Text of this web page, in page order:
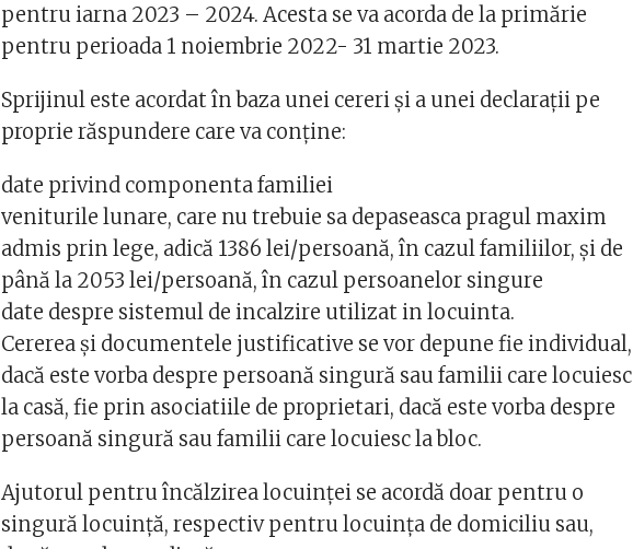
pentru iarna 2023 – 2024. Acesta se va acorda de la primărie
pentru perioada 1 noiembrie 2022- 31 martie 2023.
Sprijinul este acordat în baza unei cereri și a unei declarații pe
proprie răspundere care va conține:
date privind componenta familiei
veniturile lunare, care nu trebuie sa depaseasca pragul maxim
admis prin lege, adică 1386 lei/persoană, în cazul familiilor, și de
până la 2053 lei/persoană, în cazul persoanelor singure
date despre sistemul de incalzire utilizat in locuinta.
Cererea și documentele justificative se vor depune fie individual,
dacă este vorba despre persoană singură sau familii care locuiesc
la casă, fie prin asociatiile de proprietari, dacă este vorba despre
persoană singură sau familii care locuiesc la bloc.
Ajutorul pentru încălzirea locuinței se acordă doar pentru o
singură locuință, respectiv pentru locuința de domiciliu sau,